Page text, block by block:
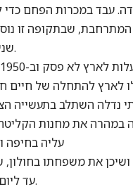
עבד במכרות הפחם כדי
שבתקופה זו
שני בנים.
נדלה השתלב בתעשייה
במהרה את מחנות
עליה בחיפה
את משפחתו
עד ליום מותו.